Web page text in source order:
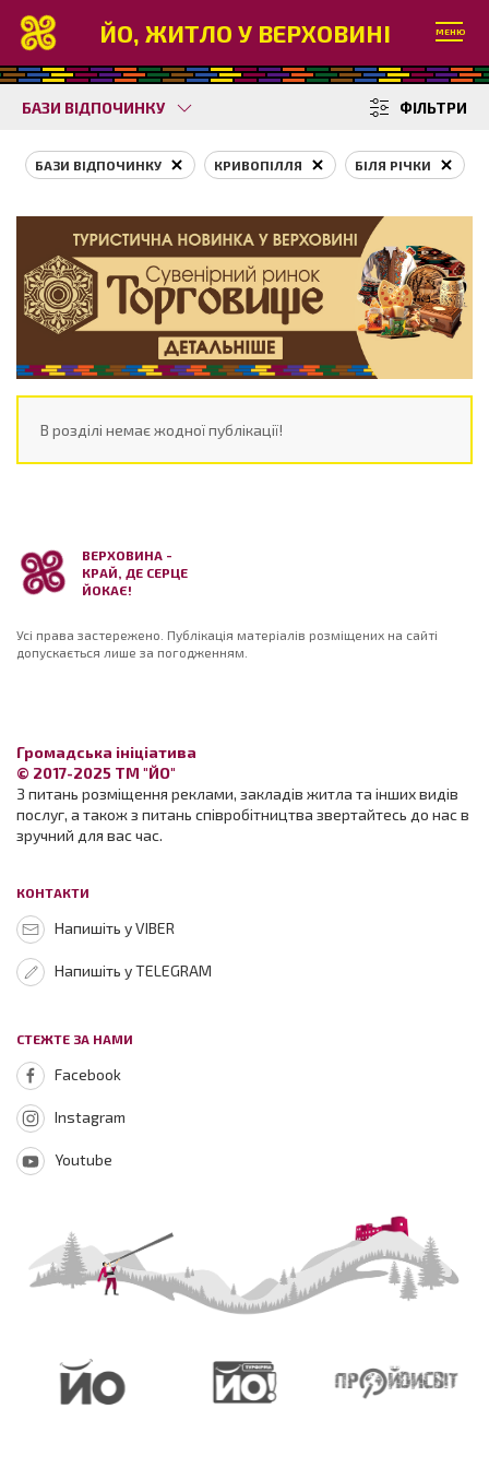
ЙО, ЖИТЛО У ВЕРХОВИНІ МЕНЮ
БАЗИ ВІДПОЧИНКУ ФІЛЬТРИ
БАЗИ ВІДПОЧИНКУ КРИВОПІЛЛЯ БІЛЯ РІЧКИ
В розділі немає жодної публікації!
ВЕРХОВИНА -
КРАЙ, ДЕ СЕРЦЕ
ЙОКАЄ!
Усі права застережено. Публікація матеріалів розміщених на сайті
допускається лише за погодженням.
Громадська ініціатива
© 2017-2025 ТМ "ЙО"
З питань розміщення реклами, закладів житла та інших видів
послуг, а також з питань співробітництва звертайтесь до нас в
зручний для вас час.
КОНТАКТИ
Напишіть у VIBER
Напишіть у TELEGRAM
СТЕЖТЕ ЗА НАМИ
Facebook
Instagram
Youtube